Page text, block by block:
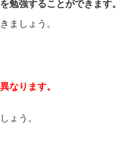
勉強することができます。
ましょう。
なります。
ょう。